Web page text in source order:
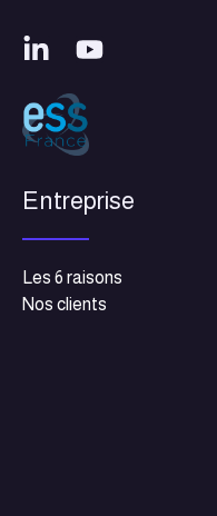
Entreprise
Les 6 raisons
Nos clients